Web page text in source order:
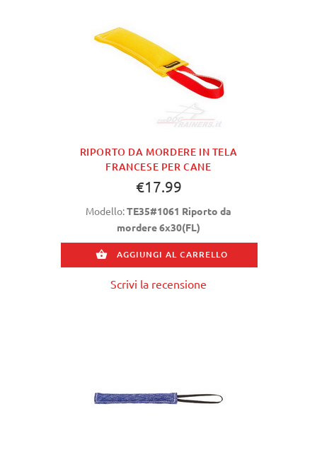
RIPORTO DA MORDERE IN TELA
FRANCESE PER CANE
€17.99
Modello:TE35#1061 Riporto da
mordere 6x30(FL)
AGGIUNGI AL CARRELLO
Scrivi la recensione